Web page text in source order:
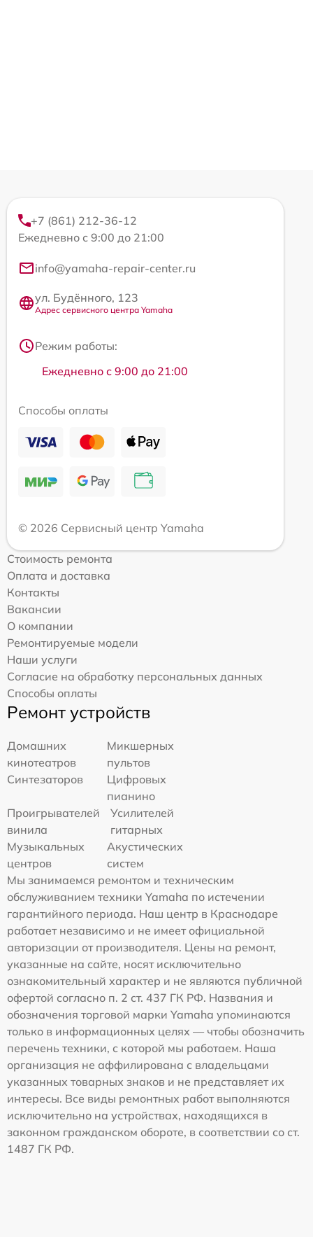
+7 (861) 212-36-12
Ежедневно с 9:00 до 21:00
info@yamaha-repair-center.ru
ул. Будённого, 123
Адрес сервисного центра Yamaha
Режим работы:
Ежедневно с 9:00 до 21:00
Способы оплаты
© 2026 Сервисный центр Yamaha
Стоимость ремонта
Оплата и доставка
Контакты
Вакансии
О компании
Ремонтируемые модели
Наши услуги
Согласие на обработку персональных данных
Способы оплаты
Ремонт устройств
Домашних
кинотеатров
Микшерных
пультов
Синтезаторов
Цифровых
пианино
Проигрывателей
винила
Усилителей
гитарных
Музыкальных
центров
Акустических
систем
Мы занимаемся ремонтом и техническим
обслуживанием техники Yamaha по истечении
гарантийного периода. Наш центр в Краснодаре
работает независимо и не имеет официальной
авторизации от производителя. Цены на ремонт,
указанные на сайте, носят исключительно
ознакомительный характер и не являются публичной
офертой согласно п. 2 ст. 437 ГК РФ. Названия и
обозначения торговой марки Yamaha упоминаются
только в информационных целях — чтобы обозначить
перечень техники, с которой мы работаем. Наша
организация не аффилирована с владельцами
указанных товарных знаков и не представляет их
интересы. Все виды ремонтных работ выполняются
исключительно на устройствах, находящихся в
законном гражданском обороте, в соответствии со ст.
1487 ГК РФ.